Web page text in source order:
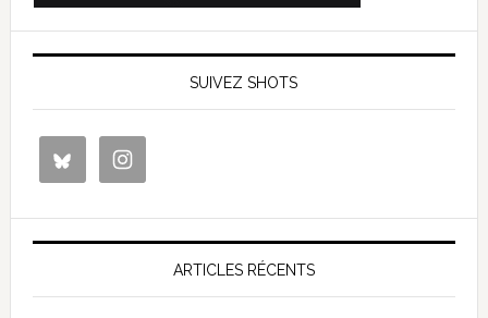
SUIVEZ SHOTS
ARTICLES RÉCENTS